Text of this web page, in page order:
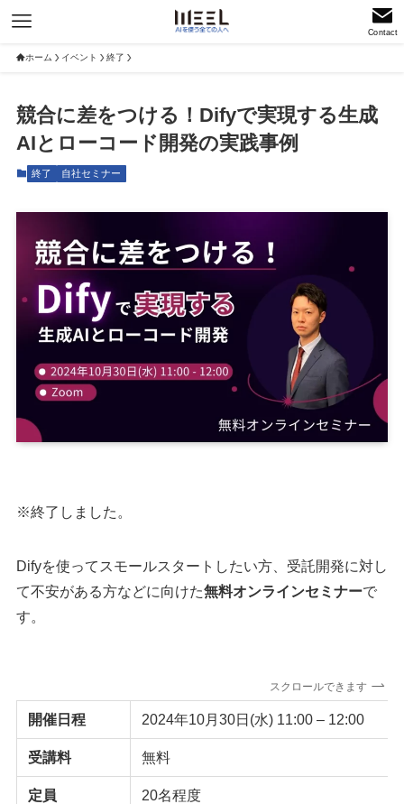
Contact
ホーム イベント 終了
競合に差をつける！Difyで実現する生成
AIとローコード開発の実践事例
終了 自社セミナー
※終了しました。
Difyを使ってスモールスタートしたい方、受託開発に対し
て不安がある方などに向けた無料オンラインセミナーで
す。
スクロールできます
開催日程 2024年10月30日(水) 11:00 – 12:00
受講料 無料
定員 20名程度